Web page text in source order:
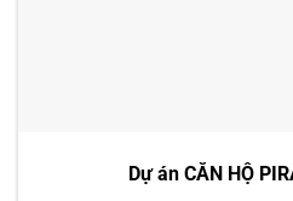
Dự án CĂN HỘ